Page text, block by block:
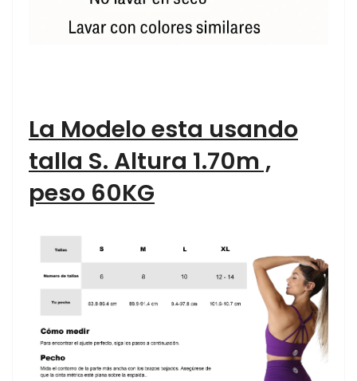
La Modelo esta usando
talla S. Altura 1.70m ,
peso 60KG